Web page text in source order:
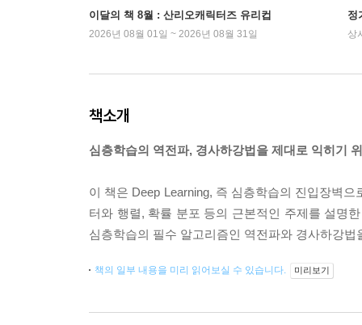
이달의 책 8월 : 산리오캐릭터즈 유리컵
2026년 08월 01일 ~ 2026년 08월 31일
정
상
책소개
심층학습의 역전파, 경사하강법을 제대로 익히기
이 책은 Deep Learning, 즉 심층학습의 진입장벽
터와 행렬, 확률 분포 등의 근본적인 주제를 설명
심층학습의 필수 알고리즘인 역전파와 경사하강법
책의 일부 내용을 미리 읽어보실 수 있습니다. 미리보기